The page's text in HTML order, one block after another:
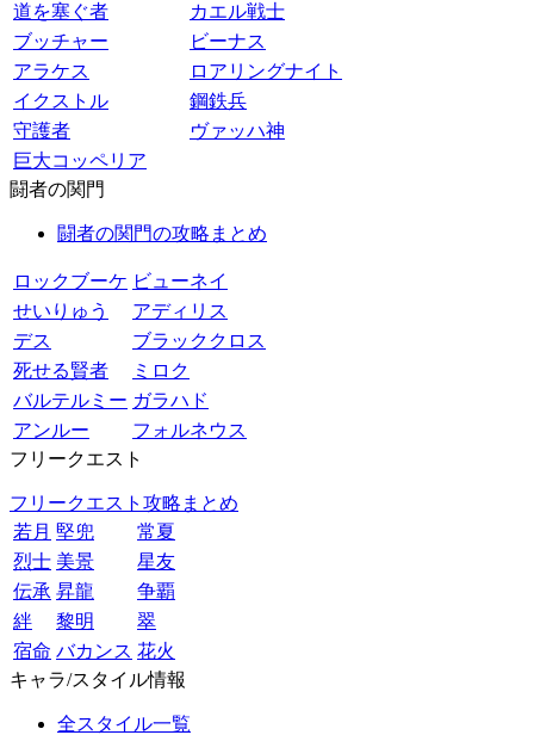
道を塞ぐ者
カエル戦士
ブッチャー
ビーナス
アラケス
ロアリングナイト
イクストル
鋼鉄兵
守護者
ヴァッハ神
巨大コッペリア
闘者の関門
闘者の関門の攻略まとめ
ロックブーケ ビューネイ
せいりゅう
アディリス
デス
ブラッククロス
死せる賢者
ミロク
バルテルミー ガラハド
アンルー
フォルネウス
フリークエスト
フリークエスト攻略まとめ
若月 堅兜
常夏
烈士 美景
星友
伝承 昇龍
争覇
絆
黎明
翠
宿命 バカンス 花火
キャラ/スタイル情報
全スタイル一覧